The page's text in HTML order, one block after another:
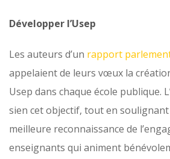
Développer l’Usep
Les auteurs d’un rapport
appelaient de leurs vœux la
Usep dans chaque école publique.
sien cet objectif, tout en soulignant
meilleure reconnaissance de
enseignants qui animent